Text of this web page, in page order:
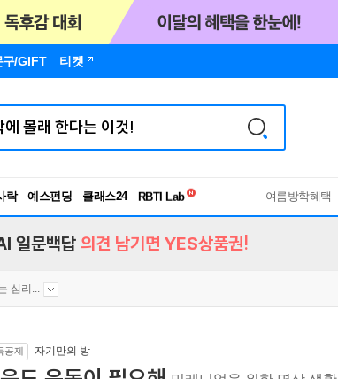
구/GIFT 티켓
락 예스펀딩 클래스24
RBTI Lab
독서유형검사
여름방학혜택
일문백답 의견 남기면 YES상품권!
심리...
공제 자기만의 방